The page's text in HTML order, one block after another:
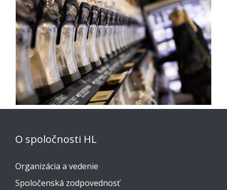
O spoločnosti HL
Organizácia a vedenie
Spoločenská zodpovednosť